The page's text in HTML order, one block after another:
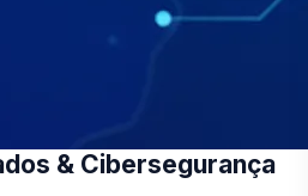
& Cibersegurança